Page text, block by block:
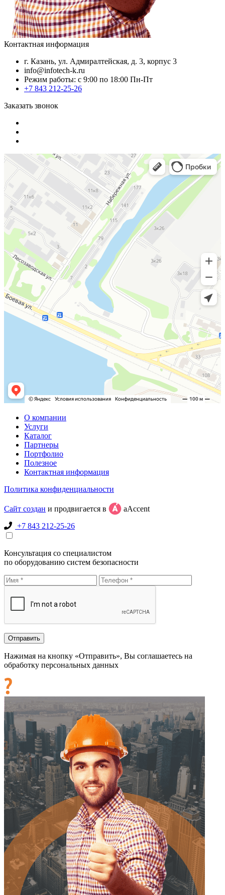
Контактная информация
г. Казань, ул. Адмиралтейская, д. 3, корпус 3
info@infotech-k.ru
Режим работы: с 9:00 по 18:00 Пн-Пт
+7 843 212-25-26
Заказать звонок
О компании
Услуги
Каталог
Партнеры
Портфолио
Полезное
Контактная информация
Политика конфиденциальности
Сайт создан и продвигается в
aAccent
+7 843 212-25-26
Консультация со специалистом
по оборудованию систем безопасности
Нажимая на кнопку «Отправить», Вы соглашаетесь на
обработку персональных данных